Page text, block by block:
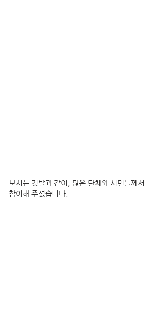
보시는 깃발과 같이, 많은 단체와 시민들께서
참여해 주셨습니다.